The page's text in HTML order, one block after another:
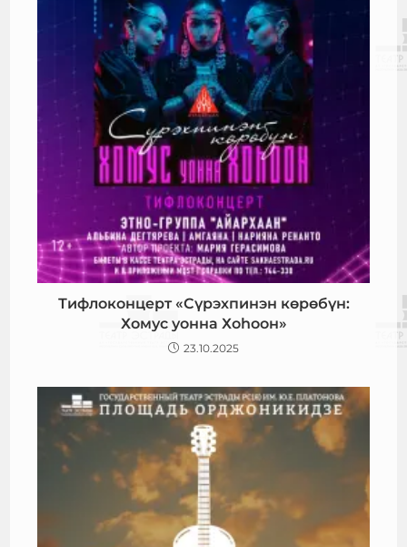
Тифлоконцерт «Сүрэхпинэн көрөбүн:
Хомус уонна Хоһоон»
23.10.2025